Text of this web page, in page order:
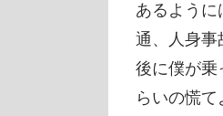
あるよう
通、人身事
後に僕が乗
らいの慌